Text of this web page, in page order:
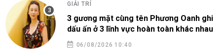
GIẢI TRÍ
3 gương mặt cùng tên Phương Oanh ghi
dấu ấn ở 3 lĩnh vực hoàn toàn khác nhau
06/08/2026 10:40